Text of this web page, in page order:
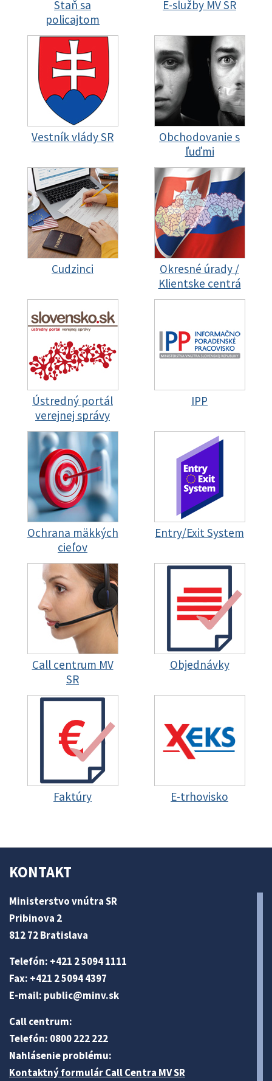
Staň sa
policajtom
E-služby MV SR
Vestník vlády SR
Obchodovanie s
ľuďmi
Cudzinci
Okresné úrady /
Klientske centrá
Ústredný portál
verejnej správy
IPP
Ochrana mäkkých
cieľov
Entry/Exit System
Call centrum MV
SR
Objednávky
Faktúry E-trhovisko
KONTAKT
Ministerstvo vnútra SR
Pribinova 2
812 72 Bratislava
Telefón: +421 2 5094 1111
Fax: +421 2 5094 4397
E-mail: public@minv.sk
Call centrum:
Telefón: 0800 222 222
Nahlásenie problému:
Kontaktný formulár Call Centra MV SR